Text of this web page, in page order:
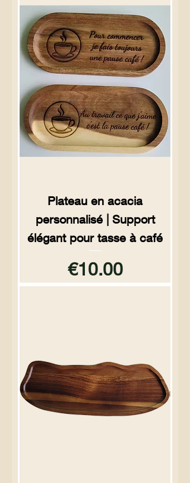
Plateau en acacia
personnalisé | Support
élégant pour tasse à café
Price
€10.00